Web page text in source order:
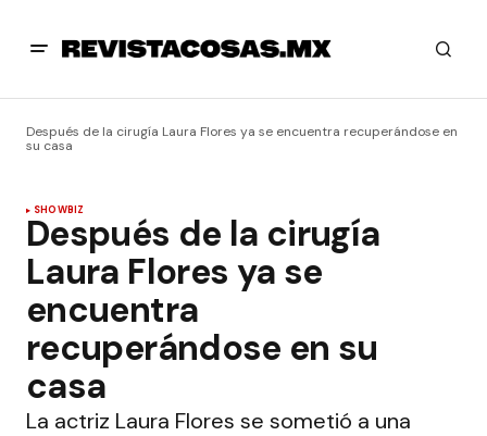
Después de la cirugía Laura Flores ya se encuentra recuperándose en
su casa
SHOWBIZ
Después de la cirugía
Laura Flores ya se
encuentra
recuperándose en su
casa
La actriz Laura Flores se sometió a una